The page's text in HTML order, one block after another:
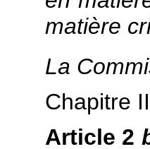
matière
La
Chapitre
Article 2